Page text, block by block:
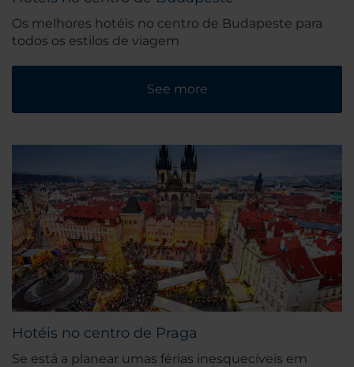
Os melhores hotéis no centro de Budapeste para
todos os estilos de viagem
See more
Hotéis no centro de Praga
Se está a planear umas férias inesquecíveis em